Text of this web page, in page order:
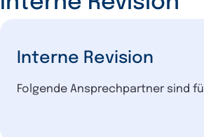
Interne Revision
Folgende Ansprechpartner sind